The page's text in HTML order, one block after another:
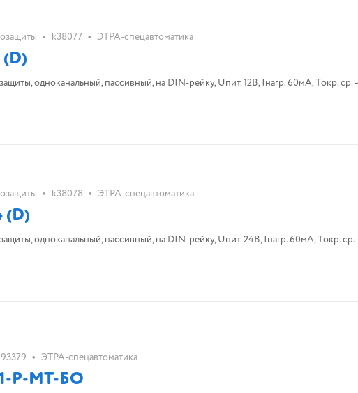
• k38077 • ЭТРА-спецавтоматика
одноканальный, пассивный, на DIN-рейку, Uпит. 12В, Iнагр. 60мА, Tокр.
• k38078 • ЭТРА-спецавтоматика
одноканальный, пассивный, на DIN-рейку, Uпит. 24В, Iнагр. 60мА, Tокр.
• ЭТРА-спецавтоматика
Р-МТ-БО